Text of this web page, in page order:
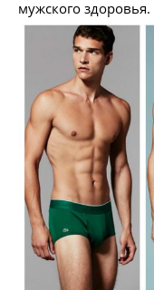
мужского здоровья.